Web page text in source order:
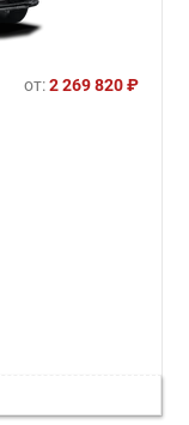
от:2 269 820 ₽